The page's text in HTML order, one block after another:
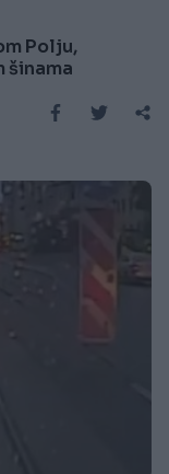
Polju,
šinama